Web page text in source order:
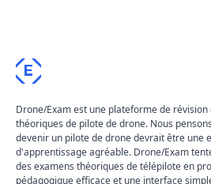
E
Drone/Exam est une plateforme de révision
théoriques de pilote de drone. Nous
devenir un pilote de drone devrait être une
d'apprentissage agréable. Drone/Exam
des examens théoriques de télépilote en
pédagogique efficace et une interface